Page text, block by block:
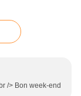
/> Bon week-end